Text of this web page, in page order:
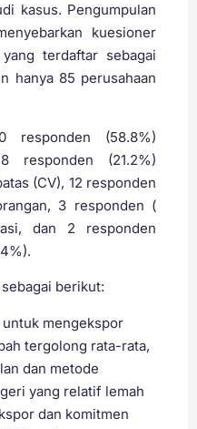
kasus. Pengumpulan
kuesioner
terdaftar sebagai
hanya 85 perusahaan
responden (58.8%)
responden (21.2%)
(CV), 12 responden
3 responden (
dan 2 responden
berikut:
mengekspor
tergolong rata-rata,
dan metode
yang relatif lemah
dan komitmen